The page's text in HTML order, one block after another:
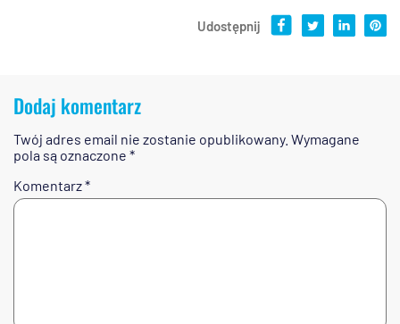
Udostępnij
Dodaj komentarz
Twój adres email nie zostanie opublikowany. Wymagane
pola są oznaczone *
Komentarz*